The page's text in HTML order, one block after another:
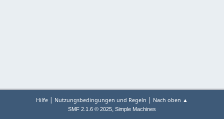
Hilfe | Nutzungsbedingungen und Regeln | Nach oben ▲
SMF 2.1.6 © 2025, Simple Machines